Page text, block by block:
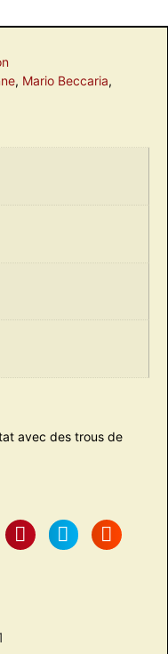
, Mario Beccaria,
avec des trous de